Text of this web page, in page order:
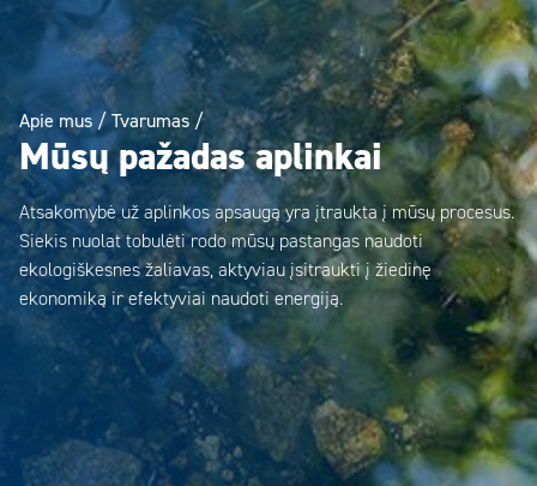
Apie mus / Tvarumas /
Mūsų pažadas aplinkai
Atsakomybė už aplinkos apsaugą yra įtraukta į mūsų procesus.
Siekis nuolat tobulėti rodo mūsų pastangas naudoti
ekologiškesnes žaliavas, aktyviau įsitraukti į žiedinę
ekonomiką ir efektyviai naudoti energiją.